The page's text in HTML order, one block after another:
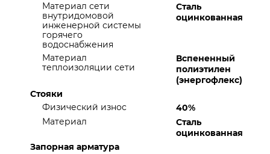
Материал сети
внутридомовой
инженерной системы
горячего
водоснабжения
Сталь
оцинкованная
Материал
теплоизоляции сети
Вспененный
полиэтилен
(энергофлекс)
Стояки
Физический износ
40%
Материал
Сталь
оцинкованная
Запорная арматура